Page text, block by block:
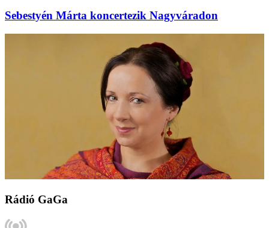
Sebestyén Márta koncertezik Nagyváradon
Rádió GaGa